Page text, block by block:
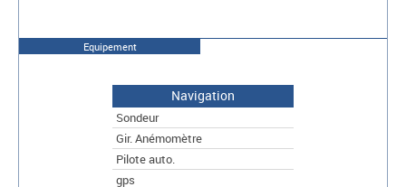
Equipement
Navigation
Sondeur
Gir. Anémomètre
Pilote auto.
gps